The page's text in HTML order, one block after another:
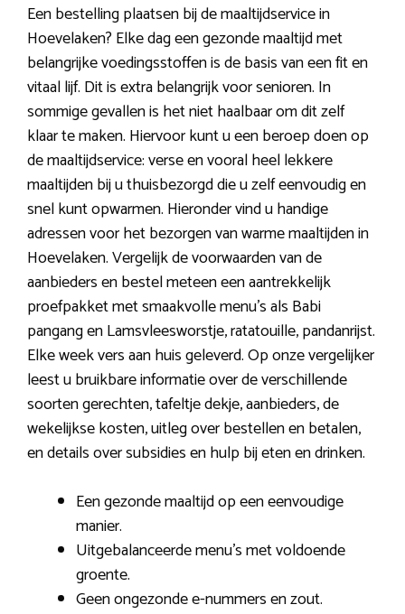
Een bestelling plaatsen bij de maaltijdservice in
Hoevelaken? Elke dag een gezonde maaltijd met
belangrijke voedingsstoffen is de basis van een fit en
vitaal lijf. Dit is extra belangrijk voor senioren. In
sommige gevallen is het niet haalbaar om dit zelf
klaar te maken. Hiervoor kunt u een beroep doen op
de maaltijdservice: verse en vooral heel lekkere
maaltijden bij u thuisbezorgd die u zelf eenvoudig en
snel kunt opwarmen. Hieronder vind u handige
adressen voor het bezorgen van warme maaltijden in
Hoevelaken. Vergelijk de voorwaarden van de
aanbieders en bestel meteen een aantrekkelijk
proefpakket met smaakvolle menu’s als Babi
pangang en Lamsvleesworstje, ratatouille, pandanrijst.
Elke week vers aan huis geleverd. Op onze vergelijker
leest u bruikbare informatie over de verschillende
soorten gerechten, tafeltje dekje, aanbieders, de
wekelijkse kosten, uitleg over bestellen en betalen,
en details over subsidies en hulp bij eten en drinken.
Een gezonde maaltijd op een eenvoudige
manier.
Uitgebalanceerde menu’s met voldoende
groente.
Geen ongezonde e-nummers en zout.